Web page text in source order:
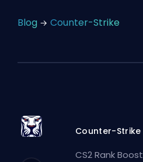
Blog Counter-Strike
Counter-Strike
CS2 Rank Boost